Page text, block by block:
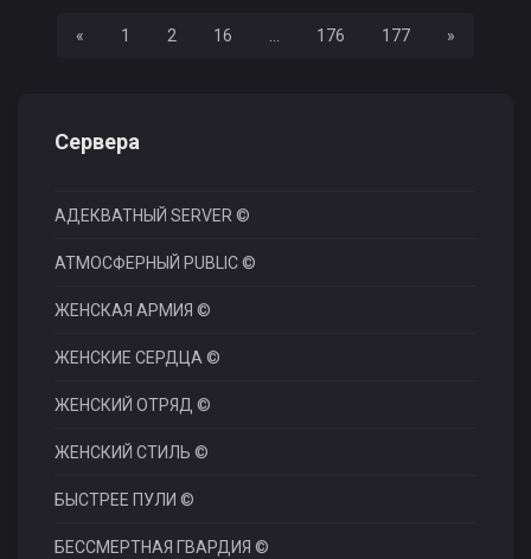
« Назад1 2 16 176 177 »
Сервера
АДЕКВАТНЫЙ SERVER ©
АТМОСФЕРНЫЙ PUBLIC ©
ЖЕНСКАЯ АРМИЯ ©
ЖЕНСКИЕ СЕРДЦА ©
ЖЕНСКИЙ ОТРЯД ©
ЖЕНСКИЙ СТИЛЬ ©
БЫСТРЕЕ ПУЛИ ©
БЕССМЕРТНАЯ ГВАРДИЯ ©